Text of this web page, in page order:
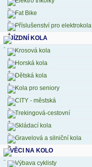
Fat Bike
Příslušenství pro elektrokola
JÍZDNÍ KOLA
Krosová kola
Horská kola
Dětská kola
Kola pro seniory
CITY - městská
Trekingová-cestovní
Skládací kola
Gravelová a silniční kola
VĚCI NA KOLO
Výbava cyklisty